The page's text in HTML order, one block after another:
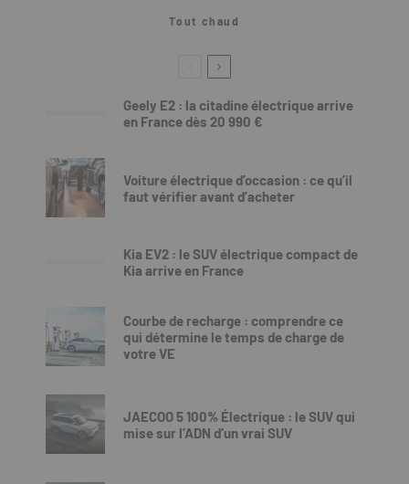
Tout chaud
Geely E2 : la citadine électrique arrive
en France dès 20 990 €
Voiture électrique d’occasion : ce qu’il
faut vérifier avant d’acheter
Kia EV2 : le SUV électrique compact de
Kia arrive en France
Courbe de recharge : comprendre ce
qui détermine le temps de charge de
votre VE
JAECOO 5 100% Électrique : le SUV qui
mise sur l’ADN d’un vrai SUV